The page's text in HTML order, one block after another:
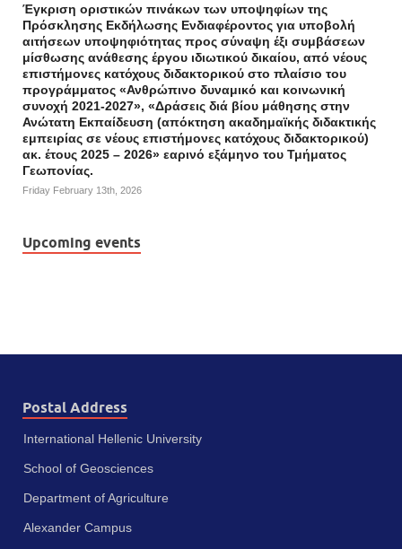
Έγκριση οριστικών πινάκων των υποψηφίων της
Πρόσκλησης Εκδήλωσης Ενδιαφέροντος για υποβολή
αιτήσεων υποψηφιότητας προς σύναψη έξι συμβάσεων
μίσθωσης ανάθεσης έργου ιδιωτικού δικαίου, από νέους
επιστήμονες κατόχους διδακτορικού στο πλαίσιο του
προγράμματος «Ανθρώπινο δυναμικό και κοινωνική
συνοχή 2021-2027», «Δράσεις διά βίου μάθησης στην
Ανώτατη Εκπαίδευση (απόκτηση ακαδημαϊκής διδακτικής
εμπειρίας σε νέους επιστήμονες κατόχους διδακτορικού)
ακ. έτους 2025 – 2026» εαρινό εξάμηνο του Τμήματος
Γεωπονίας.
Friday February 13th, 2026
Upcoming events
Postal Address
International Hellenic University
School of Geosciences
Department of Agriculture
Alexander Campus